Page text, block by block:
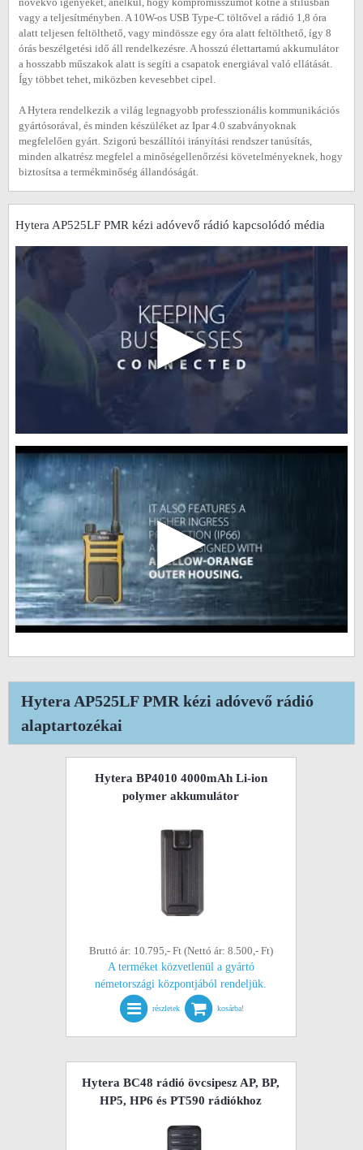
vagy a teljesítményben. A 10W-os USB Type-C töltővel a rádió 1,8 óra
alatt teljesen feltölthető, vagy mindössze egy óra alatt feltölthető, így 8
órás beszélgetési idő áll rendelkezésre. A hosszú élettartamú akkumulátor
a hosszabb műszakok alatt is segíti a csapatok energiával való ellátását.
Így többet tehet, miközben kevesebbet cipel.
A Hytera rendelkezik a világ legnagyobb professzionális kommunikációs
gyártósorával, és minden készüléket az Ipar 4.0 szabványoknak
megfelelően gyárt. Szigorú beszállítói irányítási rendszer tanúsítás,
minden alkatrész megfelel a minőségellenőrzési követelményeknek, hogy
biztosítsa a termékminőség állandóságát.
Hytera AP525LF PMR kézi adóvevő rádió kapcsolódó média
▶
▶
Hytera AP525LF PMR kézi adóvevő rádió
alaptartozékai
Hytera BP4010 4000mAh Li-ion
polymer akkumulátor
Bruttó ár: 10.795,- Ft (Nettó ár: 8.500,- Ft)
A terméket közvetlenül a gyártó
németországi központjából rendeljük.
részletek kosárba!
Hytera BC48 rádió övcsipesz AP, BP,
HP5, HP6 és PT590 rádiókhoz